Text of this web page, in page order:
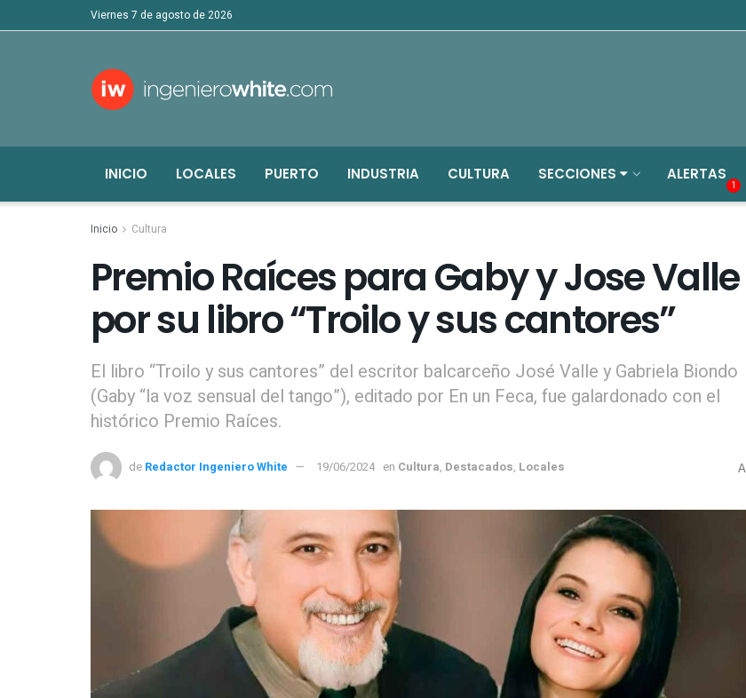
viernes 7 de agosto de 2026
INICIO LOCALES PUERTO INDUSTRIA CULTURA SECCIONES ALERTAS
1
Inicio Cultura
Premio Raíces para Gaby y Jose Valle
por su libro “Troilo y sus cantores”
El libro “Troilo y sus cantores” del escritor balcarceño José Valle y Gabriela Biondo
(Gaby “la voz sensual del tango”), editado por En un Feca, fue galardonado con el
histórico Premio Raíces.
de Redactor Ingeniero White 19/06/2024 en Cultura, Destacados, Locales A